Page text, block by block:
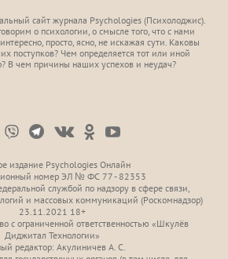
сайт журнала Psychologies (Психoлоджиc).
о психологии, о смысле того, что с нами
просто, ясно, не искажая сути. Каковы
поступков? Чем определяется тот или иной
В чем причины наших успехов и неудач?
издание Psychologies Онлайн
номер ЭЛ № ФС 77 - 82353
службой по надзору в сфере связи,
и массовых коммуникаций (Роскомнадзор)
23.11.2021 18+
с ограниченной ответственностью «Шкулёв
Диджитал Технологии»
редактор: Акулиничев А. С.